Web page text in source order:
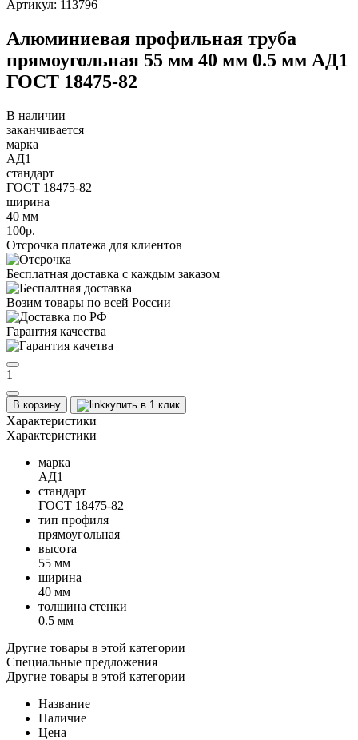
Артикул: 113796
Алюминиевая профильная труба
прямоугольная 55 мм 40 мм 0.5 мм АД1
ГОСТ 18475-82
В наличии
заканчивается
марка
АД1
стандарт
ГОСТ 18475-82
ширина
40 мм
100р.
Отсрочка платежа для клиентов
Бесплатная доставка с каждым заказом
Возим товары по всей России
Гарантия качества
1
В корзину купить в 1 клик
Характеристики
Характеристики
марка
АД1
стандарт
ГОСТ 18475-82
тип профиля
прямоугольная
высота
55 мм
ширина
40 мм
толщина стенки
0.5 мм
Другие товары в этой категории
Специальные предложения
Другие товары в этой категории
Название
Наличие
Цена